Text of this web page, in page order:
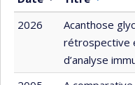
2026
Acanthose
rétrospective
d’analyse